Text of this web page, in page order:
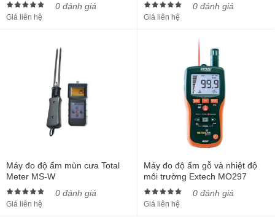
0 đánh giá
Giá liên hệ
0 đánh giá
Giá liên hệ
Máy đo độ ẩm mùn cưa Total
Meter MS-W
0 đánh giá
Giá liên hệ
Máy đo độ ẩm gỗ và nhiệt độ
môi trường Extech MO297
0 đánh giá
Giá liên hệ